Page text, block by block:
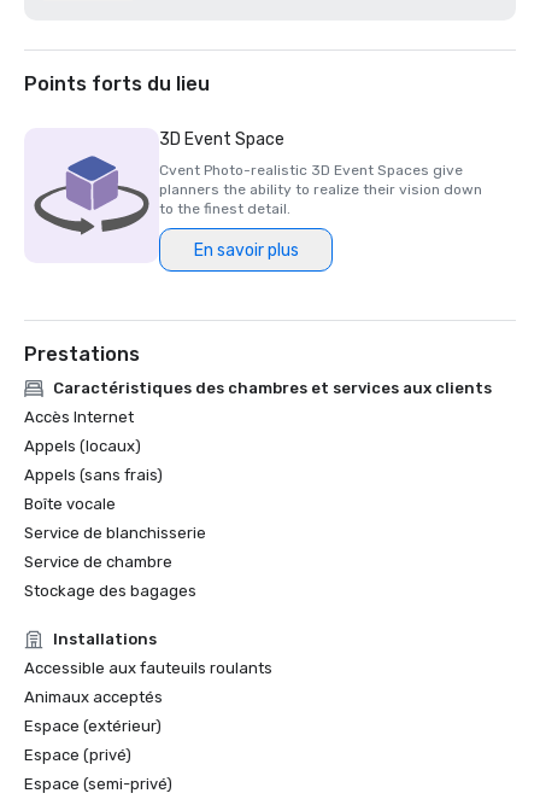
Prix Hilton F&B Innovator 2025
La meilleure entreprise pour laquelle travailler aux États-
Hilton Americas Signature Award 2022 - Directeur
général de l'année
Prix AHLA de l'hôtel de l'année 2022
Première place du classement MPS 2022 en Amérique du
Nord (plus de 500 chambres)
Prix TripAdvisor Travellers' Choice 2021
Récipiendaire du prix AAA Four Diamond (depuis 2004)
Points forts du lieu
3D Event Space
Cvent Photo-realistic 3D Event Spaces give
planners the ability to realize their vision down
to the finest detail.
En savoir plus
Prestations
Caractéristiques des chambres et services aux clients
Accès Internet
Appels (locaux)
Appels (sans frais)
Boîte vocale
Service de blanchisserie
Service de chambre
Stockage des bagages
Installations
Accessible aux fauteuils roulants
Animaux acceptés
Espace (extérieur)
Espace (privé)
Espace (semi-privé)